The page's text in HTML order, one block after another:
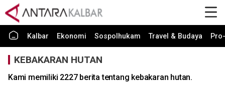
Kalbar Ekonomi Sospolhukam Travel & Budaya
KEBAKARAN HUTAN
Kami memiliki 2227 berita tentang kebakaran hutan.